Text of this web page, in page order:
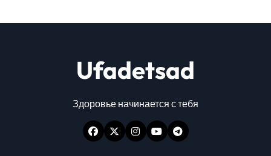
Ufadetsad
Здоровье начинается с тебя